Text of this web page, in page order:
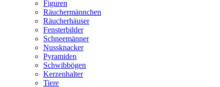
Figuren
Räuchermännchen
Räucherhäuser
Fensterbilder
Schneemänner
Nussknacker
Pyramiden
Schwibbögen
Kerzenhalter
Tiere